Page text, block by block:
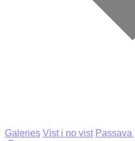
Galeries Vist i no vist Passava